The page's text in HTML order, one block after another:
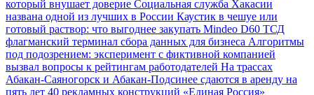
который внушает доверие Социальная служба Хакасии
названа одной из лучших в России Каустик в чешуе или
готовый раствор: что выгоднее закупать Mindeo D60 ТСД
флагманский терминал сбора данных для бизнеса Алгоритмы
под подозрением: эксперимент с фиктивной компанией
вызвал вопросы к рейтингам работодателей На трассах
Абакан-Саяногорск и Абакан-Подсинее сдаются в аренду на
пять лет 40 рекламных конструкций «Единая Россия»